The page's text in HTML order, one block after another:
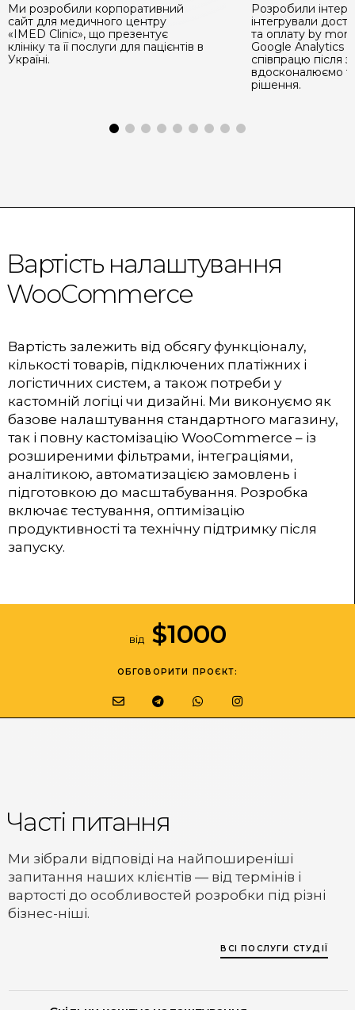
Ми розробили корпоративний
сайт для медичного центру
«IMED Clinic», що презентує
клініку та її послуги для пацієнтів в
Україні.
Розробили
інтегрували
та оплату by
Google Analytics
співпрацю після
вдосконалюємо
рішення.
Вартість налаштування
WooCommerce
Вартість залежить від обсягу функціоналу,
кількості товарів, підключених платіжних і
логістичних систем, а також потреби у
кастомній логіці чи дизайні. Ми виконуємо як
базове налаштування стандартного магазину,
так і повну кастомізацію WooCommerce – із
розширеними фільтрами, інтеграціями,
аналітикою, автоматизацією замовлень і
підготовкою до масштабування. Розробка
включає тестування, оптимізацію
продуктивності та технічну підтримку після
запуску.
від $1000
ОБГОВОРИТИ ПРОЄКТ:
Часті питання
Ми зібрали відповіді на найпоширеніші
запитання наших клієнтів — від термінів і
вартості до особливостей розробки під різні
бізнес-ніші.
ВСІ ПОСЛУГИ СТУДІЇ